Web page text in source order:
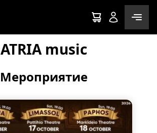
ATRIA music
Мероприятие